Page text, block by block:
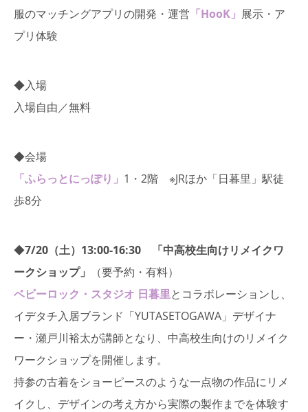
服のマッチングアプリの開発・運営 「HooK」 展示・ア
プリ体験
◆入場
入場自由／無料
◆会場
「ふらっとにっぽり」 1・2階 ※JRほか「日暮里」駅徒
歩8分
◆7/20（土）13:00-16:30 「中高校生向けリメイクワ
ークショップ」
（要予約・有料）
ベビーロック・スタジオ 日暮里とコラボレーションし、
イデタチ入居ブランド「YUTASETOGAWA」デザイナ
ー・瀬戸川裕太が講師となり、中高校生向けのリメイク
ワークショップを開催します。
持参の古着をショーピースのような一点物の作品にリメ
イクし、デザインの考え方から実際の製作までを体験す